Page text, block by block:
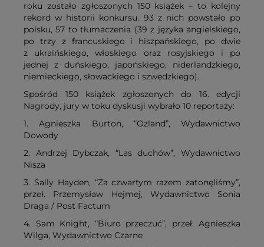
roku zostało zgłoszonych 150 książek – to kolejny
rekord w historii konkursu. 93 z nich powstało po
polsku, 57 to tłumaczenia (39 z języka angielskiego,
po trzy z francuskiego i hiszpańskiego, po dwie
z ukraińskiego, włoskiego oraz rosyjskiego i po
jednej z duńskiego, japońskiego, niderlandzkiego,
niemieckiego, słowackiego i szwedzkiego).
Spośród 150 książek zgłoszonych do 16. edycji
Nagrody, jury w toku dyskusji wybrało 10 reportaży:
1. Agnieszka Burton, “Ozland”, Wydawnictwo
Dowody
2. Andrzej Dybczak, “Las duchów”, Wydawnictwo
Nisza
3. Sally Hayden, “Za czwartym razem zatonęliśmy”,
przeł. Przemysław Hejmej, Wydawnictwo Sonia
Draga / Post Factum
4. Sam Knight, “Biuro przeczuć”, przeł. Agnieszka
Wilga, Wydawnictwo Czarne